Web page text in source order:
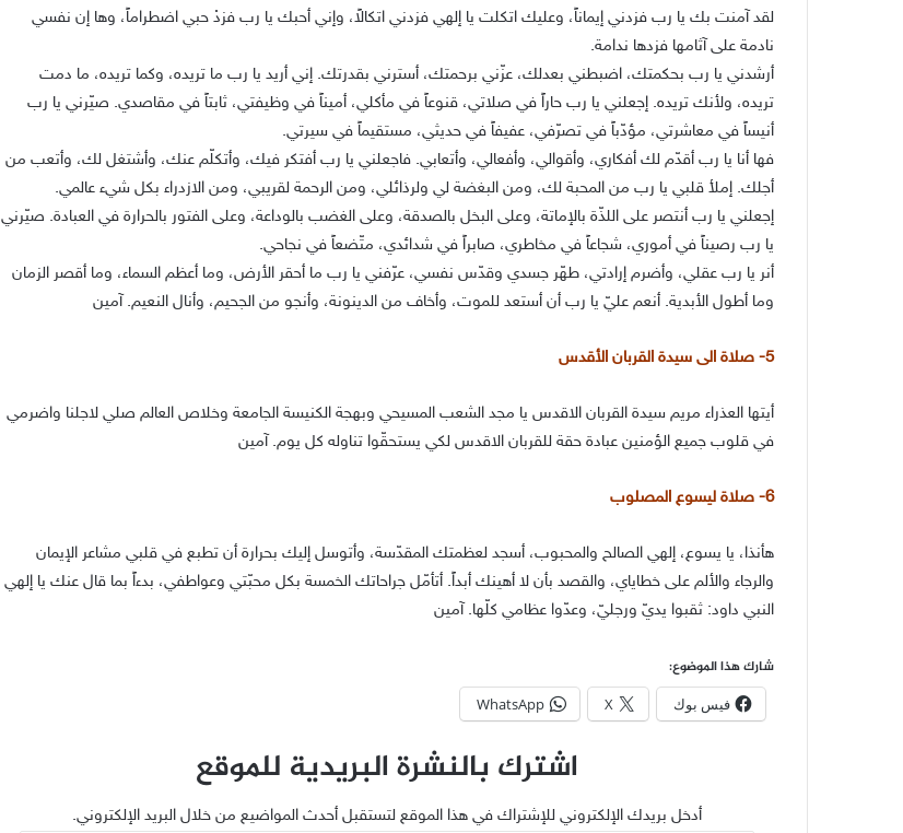
لقد آمنت بك يا رب فزدني إيماناً، وعليك اتكلت يا إلهي فزدني اتكالاً، وإني أحبك يا رب فزدْ حبي اضطراماً، وها إن نفسي
نادمة على آثامها فزدها ندامة.
أرشدني يا رب بحكمتك، اضبطني بعدلك، عزّني برحمتك، أسترني بقدرتك. إني أريد يا رب ما تريده، وكما تريده، ما دمت
تريده، ولأنك تريده. إجعلني يا رب حاراً في صلاتي، قنوعاً في مأكلي، أميناً في وظيفتي، ثابتاً في مقاصدي. صيّرني يا رب
أنيساً في معاشرتي، مؤدّباً في تصرّفي، عفيفاً في حديثي، مستقيماً في سيرتي.
فها أنا يا رب أقدّم لك أفكاري، وأقوالي، وأفعالي، وأتعابي. فاجعلني يا رب أفتكر فيك، وأتكلّم عنك، وأشتغل لك، وأتعب من
أجلك. إملأ قلبي يا رب من المحبة لك، ومن البغضة لي ولرذائلي، ومن الرحمة لقريبي، ومن الازدراء بكل شيء عالمي.
إجعلني يا رب أنتصر على اللذّة بالإماتة، وعلى البخل بالصدقة، وعلى الغضب بالوداعة، وعلى الفتور بالحرارة في العبادة. صيّرني
يا رب رصيناً في أموري، شجاعاً في مخاطري، صابراً في شدائدي، متّضعاً في نجاحي.
أنر يا رب عقلي، وأضرم إرادتي، طهّر جسدي وقدّس نفسي، عرّفني يا رب ما أحقر الأرض، وما أعظم السماء، وما أقصر الزمان
وما أطول الأبدية. أنعم عليّ يا رب أن أستعد للموت، وأخاف من الدينونة، وأنجو من الجحيم، وأنال النعيم. آمين
5- صلاة الى سيدة القربان الأقدس
أيتها العذراء مريم سيدة القربان الاقدس يا مجد الشعب المسيحي وبهجة الكنيسة الجامعة وخلاص العالم صلي لاجلنا واضرمي
في قلوب جميع الؤمنين عبادة حقة للقربان الاقدس لكي يستحقّوا تناوله كل يوم. آمين
6- صلاة ليسوع المصلوب
هأنذا، يا يسوع، إلهي الصالح والمحبوب، أسجد لعظمتك المقدّسة، وأتوسل إليك بحرارة أن تطبع في قلبي مشاعر الإيمان
والرجاء والألم على خطاياي، والقصد بأن لا أهينك أبداً. أتأمّل جراحاتك الخمسة بكل محبّتي وعواطفي، بدءاً بما قال عنك يا إلهي
النبي داود: ثقبوا يديّ ورجليّ، وعدّوا عظامي كلّها. آمين
شارك هذا الموضوع:
فيس بوك X
WhatsApp
اشترك بالنشرة البريدية للموقع
أدخل بريدك الإلكتروني للإشتراك في هذا الموقع لتستقبل أحدث المواضيع من خلال البريد الإلكتروني.